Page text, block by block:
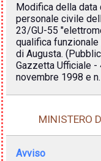
Modifica della
personale civile
23/GU-55
qualifica
di Augusta.
Gazzetta Ufficiale
novembre 1998 e
MINISTERO
Avviso